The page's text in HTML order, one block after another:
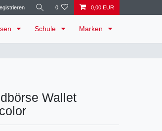
0 0,00 EUR
Schule Marken
Wallet